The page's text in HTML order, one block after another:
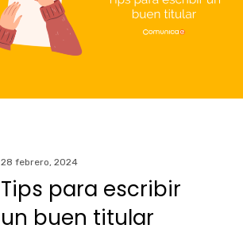
28 febrero, 2024
Tips para escribir
un buen titular